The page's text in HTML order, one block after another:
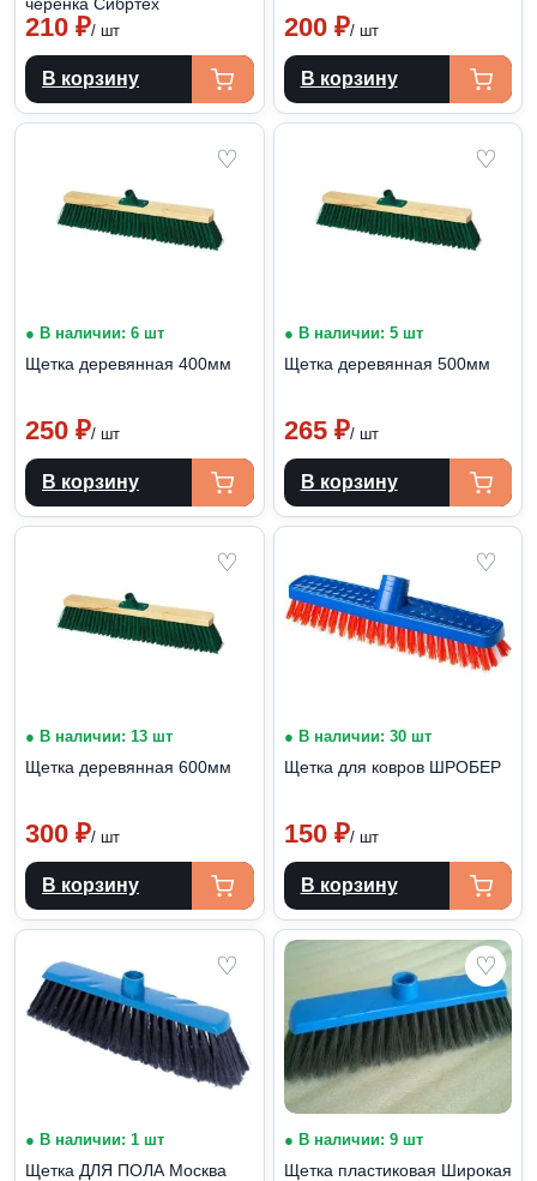
210 ₽/ шт
В корзину
200 ₽/ шт
В корзину
♡
● В наличии: 6 шт
Щетка деревянная 400мм
250 ₽/ шт
В корзину
♡
● В наличии: 5 шт
Щетка деревянная 500мм
265 ₽/ шт
В корзину
♡
● В наличии: 13 шт
Щетка деревянная 600мм
300 ₽/ шт
В корзину
♡
● В наличии: 30 шт
Щетка для ковров ШРОБЕР
150 ₽/ шт
В корзину
♡
● В наличии: 1 шт
Щетка ДЛЯ ПОЛА Москва
♡
● В наличии: 9 шт
Щетка пластиковая Широкая